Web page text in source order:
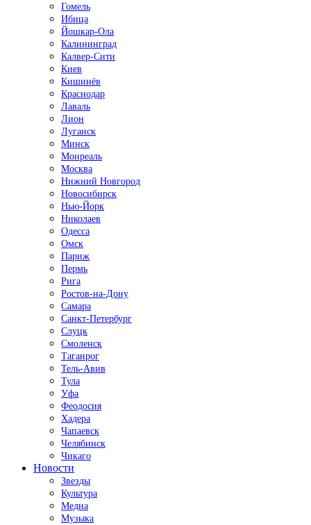
Гомель
Ибица
Йошкар-Ола
Калининград
Калвер-Сити
Киев
Кишинёв
Краснодар
Лаваль
Лион
Луганск
Минск
Монреаль
Москва
Нижний Новгород
Новосибирск
Нью-Йорк
Николаев
Одесса
Омск
Париж
Пермь
Рига
Ростов-на-Дону
Самара
Санкт-Петербург
Слуцк
Смоленск
Таганрог
Тель-Авив
Тула
Уфа
Феодосия
Хадера
Чапаевск
Челябинск
Чикаго
Новости
Звезды
Культура
Медиа
Музыка